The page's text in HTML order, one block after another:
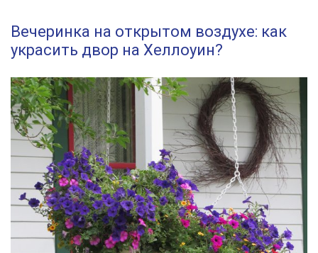
Вечеринка на открытом воздухе: как
украсить двор на Хеллоуин?